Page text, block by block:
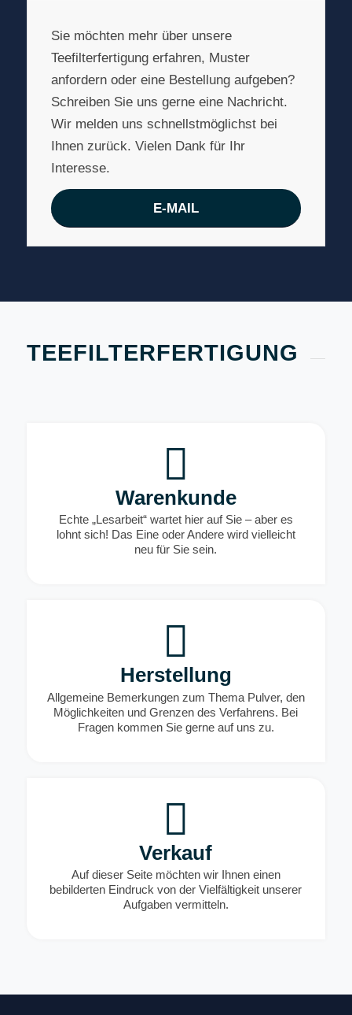
Sie möchten mehr über unsere
Teefilterfertigung erfahren, Muster
anfordern oder eine Bestellung aufgeben?
Schreiben Sie uns gerne eine Nachricht.
Wir melden uns schnellstmöglichst bei
Ihnen zurück. Vielen Dank für Ihr
Interesse.
E-MAIL
TEEFILTERFERTIGUNG
Warenkunde
Echte „Lesarbeit“ wartet hier auf Sie – aber es
lohnt sich! Das Eine oder Andere wird vielleicht
neu für Sie sein.
Herstellung
Allgemeine Bemerkungen zum Thema Pulver, den
Möglichkeiten und Grenzen des Verfahrens. Bei
Fragen kommen Sie gerne auf uns zu.
Verkauf
Auf dieser Seite möchten wir Ihnen einen
bebilderten Eindruck von der Vielfältigkeit unserer
Aufgaben vermitteln.